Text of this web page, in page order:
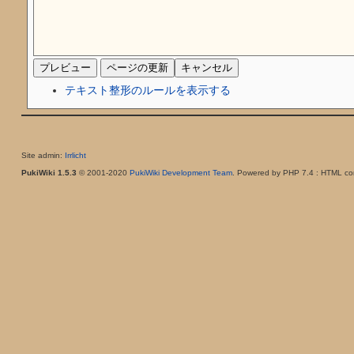
テキスト整形のルールを表示する
Site admin: Irrlicht
PukiWiki 1.5.3 © 2001-2020 PukiWiki Development Team. Powered by PHP 7.4 : HTML